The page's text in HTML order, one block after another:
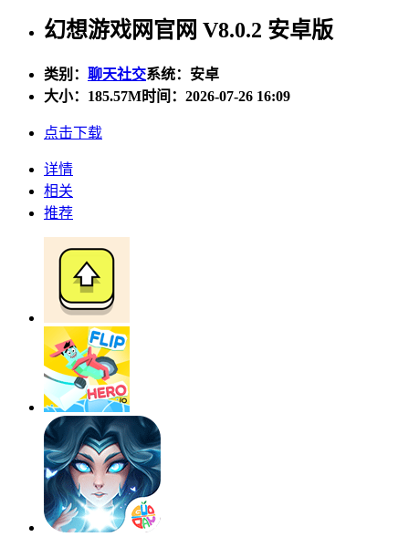
幻想游戏网官网 V8.0.2 安卓版
类别： 聊天社交系统：安卓
大小： 185.57M时间：2026-07-26 16:09
点击下载
详情
相关
推荐